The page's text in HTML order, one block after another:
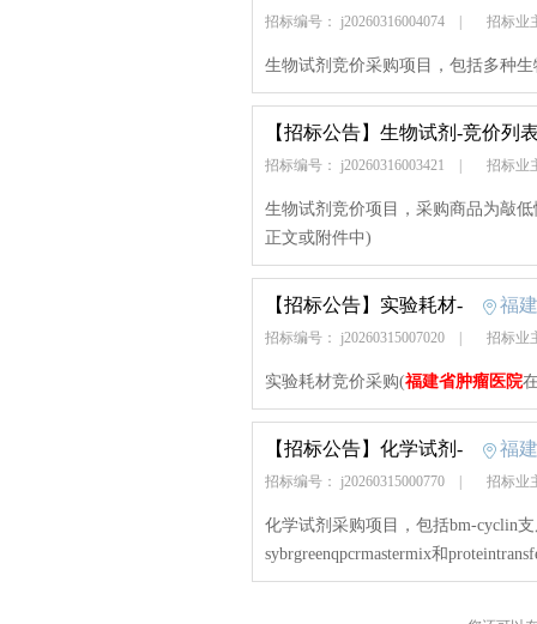
招标编号： j20260316004074 招标业
生物试剂竞价采购项目，包括多种
【招标公告】 生物试剂-竞价列
招标编号： j20260316003421 招标业
生物试剂竞价项目，采购商品为敲
正文或附件中)
【招标公告】 实验耗材- 福建
招标编号： j20260315007020 招标业
实验耗材竞价采购(福建省肿瘤医院
【招标公告】 化学试剂- 福建
招标编号： j20260315000770 招标业
化学试剂采购项目，包括bm-cyclin
sybrgreenqpcrmastermix和